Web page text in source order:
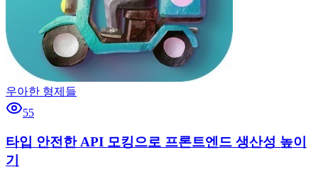
우아한 형제들
55
타입 안전한 API 모킹으로 프론트엔드 생산성 높이
기